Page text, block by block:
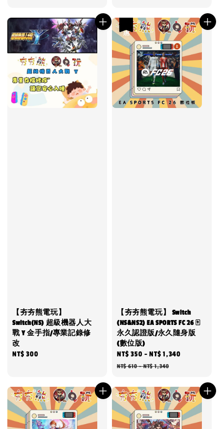
【夯夯熊電玩】
Switch(NS) 超級機器人大
戰 Y 金手指/專業記錄修
改
Regular
NT$ 300
【夯夯熊電玩】 Switch
(NS&NS2) EA SPORTS FC 26 🀄
永久認證版/永久隨身版
(數位版)
Sale
price
NT$ 350 -NT$ 1,340
NT$ 610-NT$ 1,340